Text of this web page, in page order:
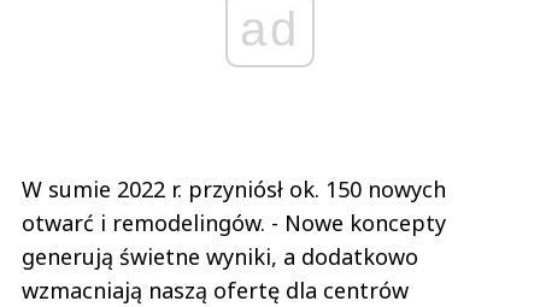
ad
W sumie 2022 r. przyniósł ok. 150 nowych
otwarć i remodelingów. - Nowe koncepty
generują świetne wyniki, a dodatkowo
wzmacniają naszą ofertę dla centrów